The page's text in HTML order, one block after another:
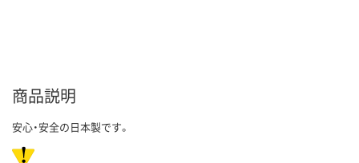
商品説明
安心・安全の日本製です。